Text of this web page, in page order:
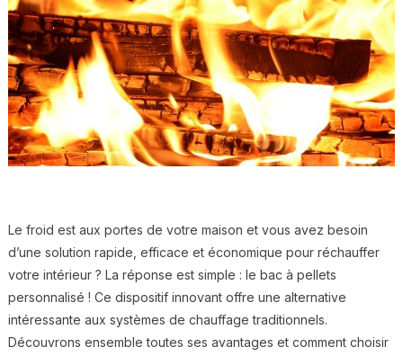
Le froid est aux portes de votre maison et vous avez besoin
d’une solution rapide, efficace et économique pour réchauffer
votre intérieur ? La réponse est simple : le bac à pellets
personnalisé ! Ce dispositif innovant offre une alternative
intéressante aux systèmes de chauffage traditionnels.
Découvrons ensemble toutes ses avantages et comment choisir